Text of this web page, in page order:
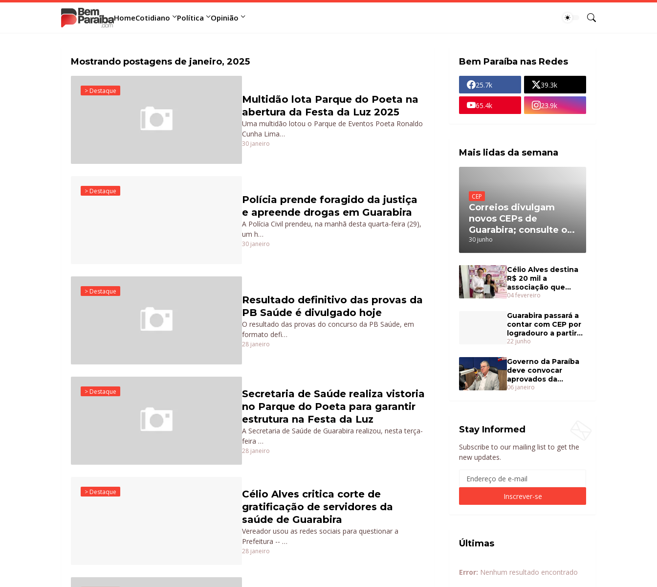
HomeCotidiano Política Opinião
Mostrando postagens de janeiro, 2025
> Destaque
Multidão lota Parque do Poeta na
abertura da Festa da Luz 2025
Uma multidão lotou o Parque de Eventos Poeta Ronaldo
Cunha Lima…
30 janeiro
> Destaque
Polícia prende foragido da justiça
e apreende drogas em Guarabira
A Polícia Civil prendeu, na manhã desta quarta-feira (29),
um h…
30 janeiro
> Destaque
Resultado definitivo das provas da
PB Saúde é divulgado hoje
O resultado das provas do concurso da PB Saúde, em
formato defi…
28 janeiro
> Destaque
Secretaria de Saúde realiza vistoria
no Parque do Poeta para garantir
estrutura na Festa da Luz
A Secretaria de Saúde de Guarabira realizou, nesta terça-
feira …
28 janeiro
> Destaque
Célio Alves critica corte de
gratificação de servidores da
saúde de Guarabira
Vereador usou as redes sociais para questionar a
Prefeitura -- …
28 janeiro
Bem Paraíba nas Redes
25.7k 39.3k
65.4k 23.9k
Mais lidas da semana
CEP
Correios divulgam
novos CEPs de
Guarabira; consulte o
da sua rua
30 junho
Célio Alves destina
R$ 20 mil a
associação que
cuida de mulheres
04 fevereiro
Guarabira passará a
contar com CEP por
logradouro a partir
de julho
22 junho
Governo da Paraíba
deve convocar
aprovados da
Educação ainda em
06 janeiro
Stay Informed
Subscribe to our mailing list to get the
new updates.
Últimas
Error: Nenhum resultado encontrado